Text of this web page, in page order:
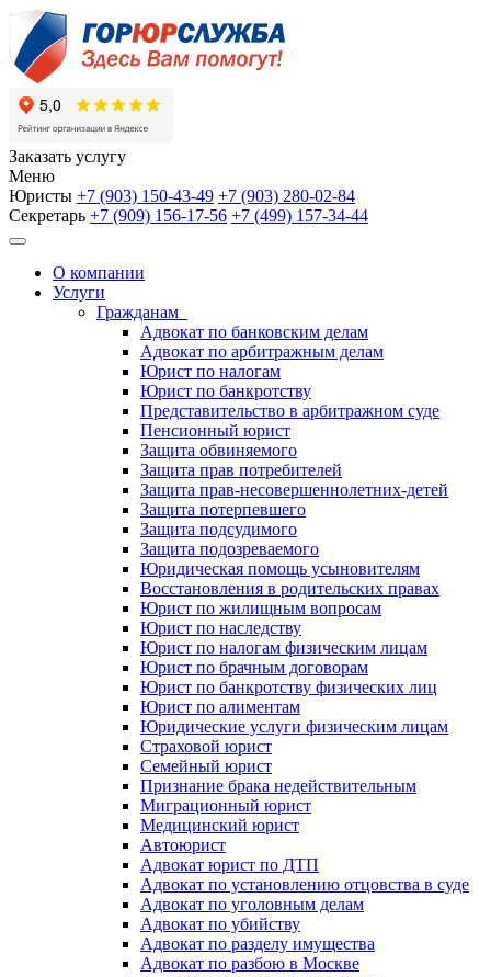
Заказать услугу
Меню
Юристы +7 (903) 150-43-49 +7 (903) 280-02-84
Секретарь +7 (909) 156-17-56 +7 (499) 157-34-44
О компании
Услуги
Гражданам
Адвокат по банковским делам
Адвокат по арбитражным делам
Юрист по налогам
Юрист по банкротству
Представительство в арбитражном суде
Пенсионный юрист
Защита обвиняемого
Защита прав потребителей
Защита прав-несовершеннолетних-детей
Защита потерпевшего
Защита подсудимого
Защита подозреваемого
Юридическая помощь усыновителям
Восстановления в родительских правах
Юрист по жилищным вопросам
Юрист по наследству
Юрист по налогам физическим лицам
Юрист по брачным договорам
Юрист по банкротству физических лиц
Юрист по алиментам
Юридические услуги физическим лицам
Страховой юрист
Семейный юрист
Признание брака недействительным
Миграционный юрист
Медицинский юрист
Автоюрист
Адвокат юрист по ДТП
Адвокат по установлению отцовства в суде
Адвокат по уголовным делам
Адвокат по убийству
Адвокат по разделу имущества
Адвокат по разбою в Москве